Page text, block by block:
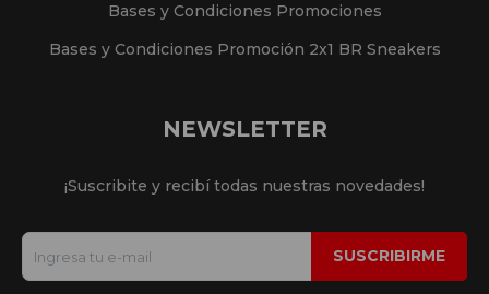
Bases y Condiciones Promociones
Bases y Condiciones Promoción 2x1 BR Sneakers
NEWSLETTER
¡Suscribite y recibí todas nuestras novedades!
SUSCRIBIRME